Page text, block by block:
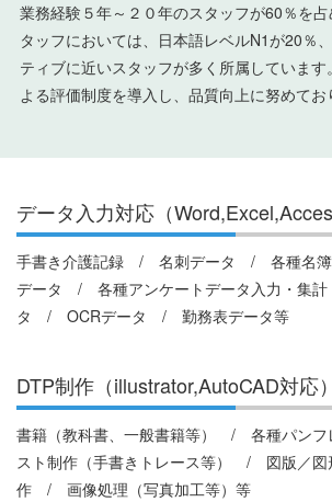
業務経験５年～２０年のスタッフが60％を
タッフにおいては、日本語レベルN1が20％
ティブに近いスタッフが多く所属していま
よる評価制度を導入し、品質向上に努めてお
データ入力対応（
手書き介護記録 / 名刺データ / 各種名
データ / 各種アンケートデータ入力・集
タ / OCRデータ / 勤務表データ等
DTP制作（illustrator,AutoCAD対応）
書籍（教科書、一般書籍等） / 各種パン
スト制作（手書きトレース等） / 図版／
作 / 画像処理（写真加工等）等